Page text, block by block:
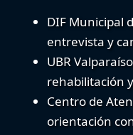
DIF Municipal
entrevista y
UBR Valparaíso
rehabilitación
Centro de
orientación